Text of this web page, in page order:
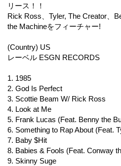
リース！！
Rick Ross、Tyler, The Creator、
the Machineをフィーチャー!
(Country) US
レーベル ESGN RECORDS
1. 1985
2. God Is Perfect
3. Scottie Beam W/ Rick Ross
4. Look at Me
5. Frank Lucas (Feat. Benny the
6. Something to Rap About (Feat.
7. Baby $Hit
8. Babies & Fools (Feat. Conway
9. Skinny Suge